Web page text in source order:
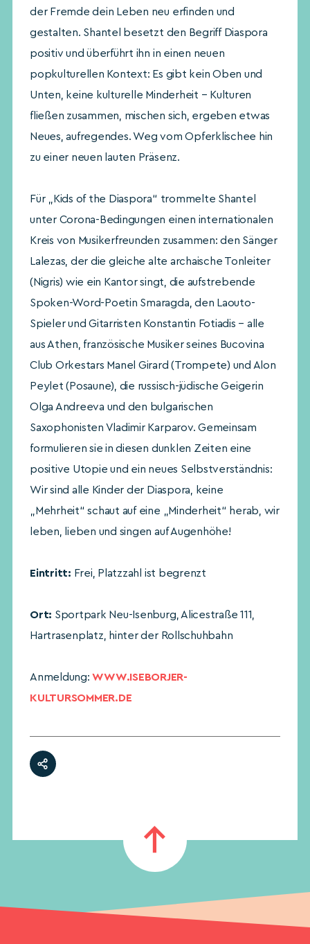
der Fremde dein Leben neu erfinden und
gestalten. Shantel besetzt den Begriff Diaspora
positiv und überführt ihn in einen neuen
popkulturellen Kontext: Es gibt kein Oben und
Unten, keine kulturelle Minderheit – Kulturen
fließen zusammen, mischen sich, ergeben etwas
Neues, aufregendes. Weg vom Opferklischee hin
zu einer neuen lauten Präsenz.
Für „Kids of the Diaspora“ trommelte Shantel
unter Corona-Bedingungen einen internationalen
Kreis von Musikerfreunden zusammen: den Sänger
Lalezas, der die gleiche alte archaische Tonleiter
(Nigris) wie ein Kantor singt, die aufstrebende
Spoken-Word-Poetin Smaragda, den Laouto-
Spieler und Gitarristen Konstantin Fotiadis – alle
aus Athen, französische Musiker seines Bucovina
Club Orkestars Manel Girard (Trompete) und Alon
Peylet (Posaune), die russisch-jüdische Geigerin
Olga Andreeva und den bulgarischen
Saxophonisten Vladimir Karparov. Gemeinsam
formulieren sie in diesen dunklen Zeiten eine
positive Utopie und ein neues Selbstverständnis:
Wir sind alle Kinder der Diaspora, keine
„Mehrheit“ schaut auf eine „Minderheit“ herab, wir
leben, lieben und singen auf Augenhöhe!
Eintritt: Frei, Platzzahl ist begrenzt
Ort: Sportpark Neu-Isenburg, Alicestraße 111,
Hartrasenplatz, hinter der Rollschuhbahn
Anmeldung:WWW.ISEBORJER-
KULTURSOMMER.DE